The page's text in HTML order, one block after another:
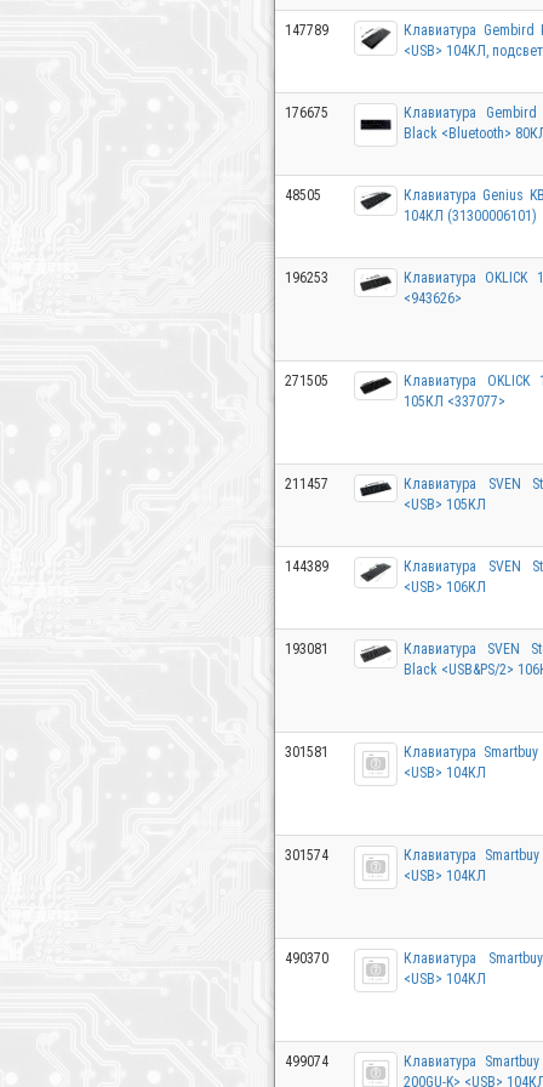
147789
Клавиатура Gembird
<USB> 104КЛ,
176675
Клавиатура
Black <Bluetooth>
48505
Клавиатура Genius
104КЛ (31300006101)
196253
Клавиатура OKLICK
<943626>
271505
Клавиатура
105КЛ <337077>
211457
Клавиатура SVEN
<USB> 105КЛ
144389
Клавиатура SVEN
<USB> 106КЛ
193081
Клавиатура SVEN
Black <USB&PS/2>
301581
Клавиатура
<USB> 104КЛ
301574
Клавиатура
<USB> 104КЛ
490370
Клавиатура
<USB> 104КЛ
499074
Клавиатура
200GU-K> <USB>